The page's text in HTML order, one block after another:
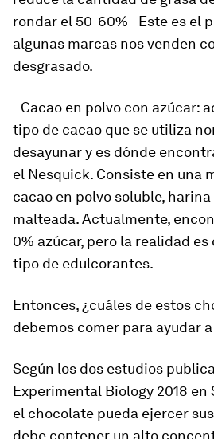
rondar el 50-60% - Este es el
algunas marcas nos venden
desgrasado.
- Cacao en polvo con azúcar:
tipo de cacao que se utiliza
desayunar y es dónde
el Nesquick. Consiste en una
cacao en polvo soluble,
malteada. Actualmente,
0% azúcar, pero la realidad
tipo de edulcorantes.
Entonces, ¿cuáles de estos
debemos comer para ayudar
Según los dos estudios
Experimental Biology 2018 en
el chocolate pueda ejercer
debe contener un alto